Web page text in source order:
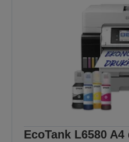
EcoTank L6580